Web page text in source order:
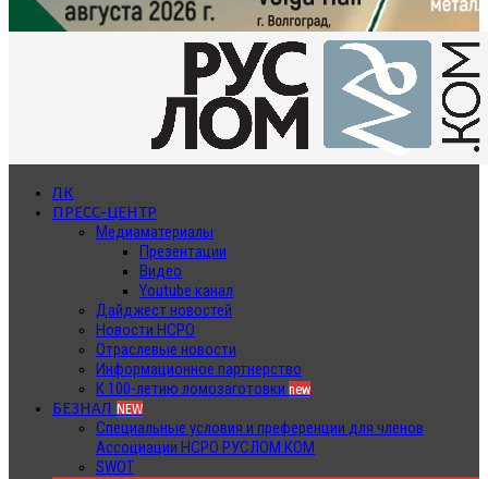
ЛК
ПРЕСС-ЦЕНТР
Медиаматериалы
Презентации
Видео
Youtube канал
Дайджест новостей
Новости НСРО
Отраслевые новости
Информационное партнерство
К 100-летию ломозаготовки new
БЕЗНАЛ NEW
Специальные условия и преференции для членов
Ассоциации НСРО РУСЛОМ.КОМ
SWOT